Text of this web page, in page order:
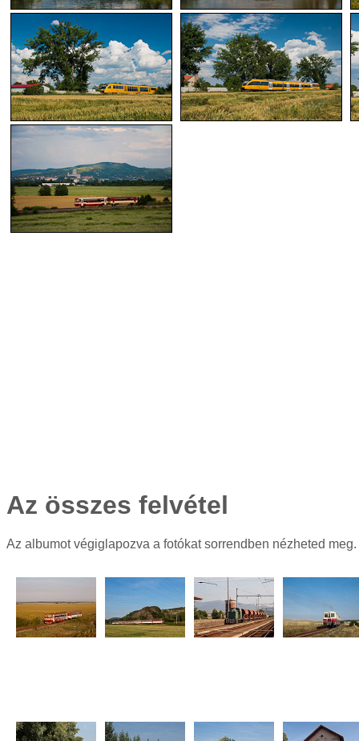
Az összes felvétel
Az albumot végiglapozva a fotókat sorrendben nézheted meg.